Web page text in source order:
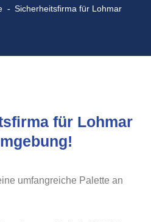
Sicherheitsfirma für Lohmar
für Lohmar
umfangreiche Palette an